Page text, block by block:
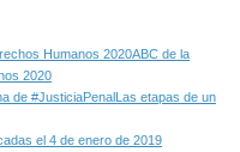
ABC de la
2020
Las etapas de un